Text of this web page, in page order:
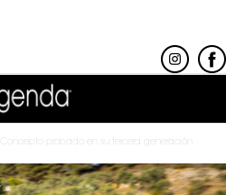
probado en su tercera generación